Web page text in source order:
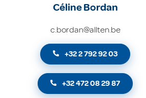
Céline Bordan
c.bordan@allten.be
+32 2 792 92 03
+32 472 08 29 87